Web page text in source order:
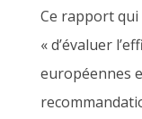
Ce rapport
« d’évaluer
européennes